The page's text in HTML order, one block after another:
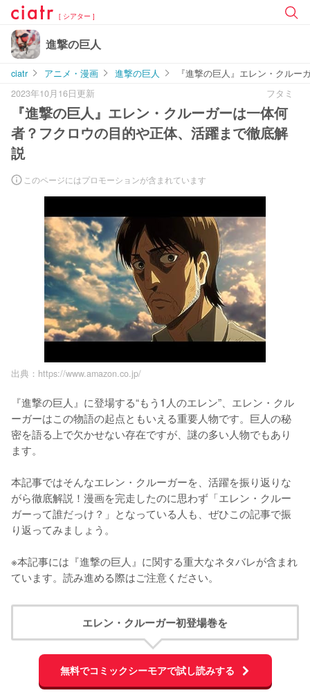
[ シアター ]
進撃の巨人
ciatr アニメ・漫画 進撃の巨人
『進撃の巨人』エレン・クル
2023年10月16日更新
フタミ
『進撃の巨人』エレン・クルーガーは一体何
者？フクロウの目的や正体、活躍まで徹底解
説
このページにはプロモーションが含まれています
出典：https://www.amazon.co.jp/
『進撃の巨人』に登場する“もう1人のエレン”、エレン・クル
ーガーはこの物語の起点ともいえる重要人物です。巨人の秘
密を語る上で欠かせない存在ですが、謎の多い人物でもあり
ます。
本記事ではそんなエレン・クルーガーを、活躍を振り返りな
がら徹底解説！漫画を完走したのに思わず「エレン・クルー
ガーって誰だっけ？」となっている人も、ぜひこの記事で振
り返ってみましょう。
※本記事には『進撃の巨人』に関する重大なネタバレが含まれ
ています。読み進める際はご注意ください。
エレン・クルーガー初登場巻を
無料でコミックシーモアで試し読みする